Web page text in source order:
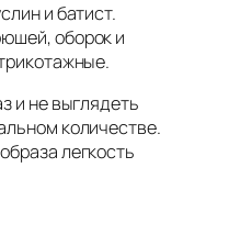
и батист.
оборок и
и не выглядеть
количестве.
легкость